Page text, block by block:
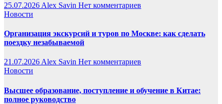
25.07.2026 Alex Savin Нет комментариев
Новости
Организация экскурсий и туров по Москве: как сделать
поездку незабываемой
21.07.2026 Alex Savin Нет комментариев
Новости
Высшее образование, поступление и обучение в Китае:
полное руководство